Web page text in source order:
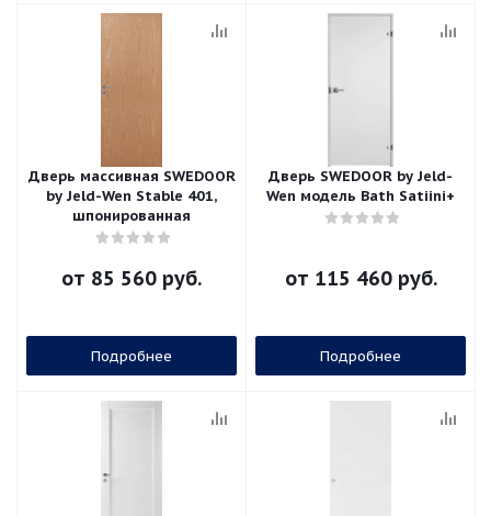
Дверь массивная SWEDOOR
by Jeld-Wen Stable 401,
шпонированная
от 85 560 руб.
Подробнее
Дверь SWEDOOR by Jeld-
Wen модель Bath Satiini+
от 115 460 руб.
Подробнее